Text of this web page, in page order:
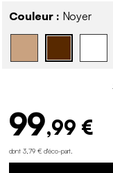
Couleur : Noyer
99,99 €
dont 3,79 € d'éco-part